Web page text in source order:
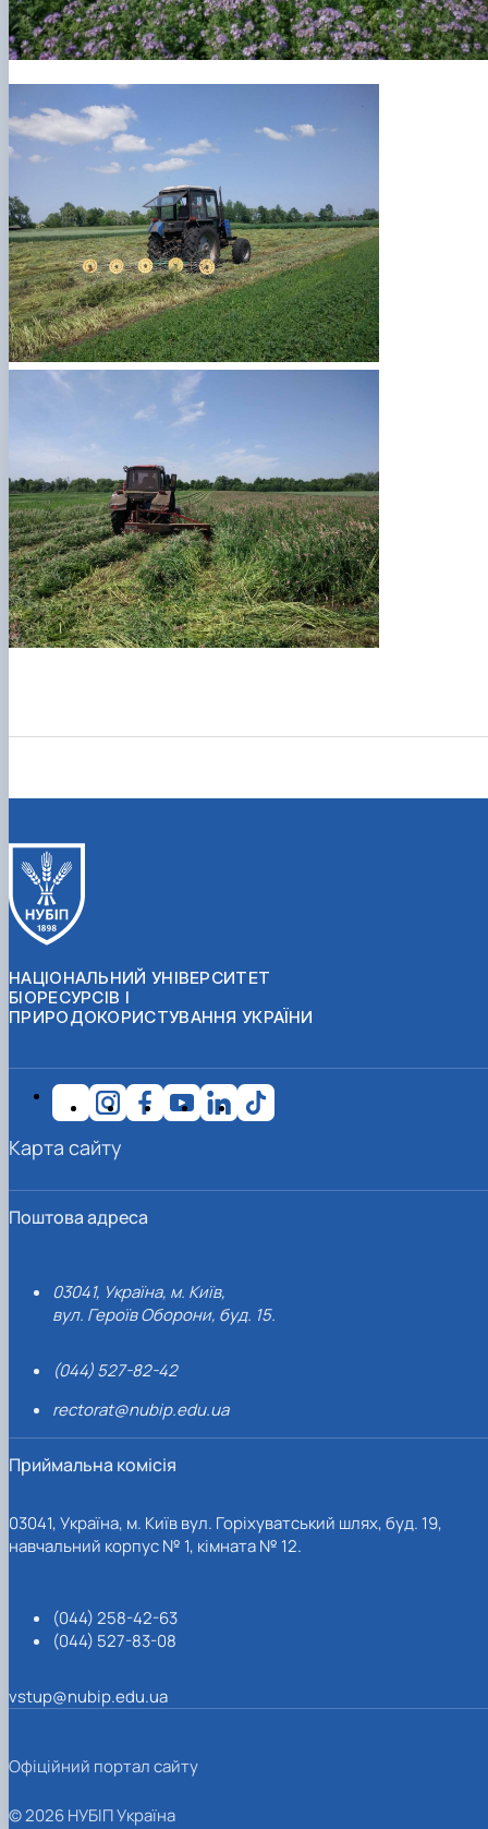
НАЦІОНАЛЬНИЙ УНІВЕРСИТЕТ
БІОРЕСУРСІВ І
ПРИРОДОКОРИСТУВАННЯ УКРАЇНИ
Поштова адреса
03041, Україна, м. Київ,
вул. Героїв Оборони, буд. 15.
(044) 527-82-42
rectorat@nubip.edu.ua
Приймальна комісія
03041, Україна, м. Київ вул. Горіхуватський шлях, буд. 19,
навчальний корпус № 1, кімната № 12.
(044) 258-42-63
(044) 527-83-08
vstup@nubip.edu.ua
Карта сайту
Офіційний портал сайту
© 2026 НУБІП Україна